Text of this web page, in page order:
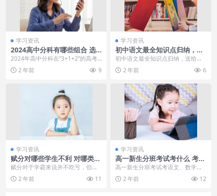
学习资讯
2024高中分科有哪些组合 选
哪三科最吃香
2024年高中分科在“3+1+2”的高考
模式下，共有12种选科组合。大家
在选科时...
2 年前 9
学习资讯
初中语文最全知识点归纳，中
考必备！
初中语文最全知识点归纳，送给即
将中考的你们和未来中考的你 第一
部分语文知识数字归...
2 年前 6
学习资讯
赋分对哪些学生不利 对哪类考
生吃亏
赋分对于学霸来说并不吃亏，但对
于成绩一般的考生来说吃亏。赋分
制通常更加偏重于考试...
2 年前 11
学习资讯
高一新生分班考试考什么 考试
科目有哪些
高一新生分班考试考语文、数学、
英语，这是大多数学校必考的科
目，其考试内容主要围绕...
2 年前 12